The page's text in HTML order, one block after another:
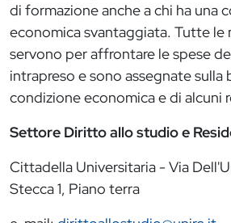
di formazione anche a chi ha una
economica svantaggiata. Tutte le
servono per affrontare le spese
intrapreso e sono assegnate sulla
condizione economica e di alcuni
Settore Diritto allo studio e
Cittadella Universitaria - Via
Stecca 1, Piano terra